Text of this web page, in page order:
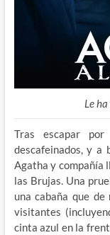
Le
Tras escapar
descafeinados, y a
Agatha y compañía
las Brujas. Una
una cabaña que
visitantes
cinta azul en la